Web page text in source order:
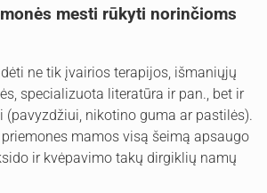
mesti rūkyti norinčioms
ne tik įvairios terapijos, išmaniųjų
specializuota literatūra ir pan., bet ir
nikotino guma ar pastilės).
mamos visą šeimą apsaugo
ir kvėpavimo takų dirgiklių namų